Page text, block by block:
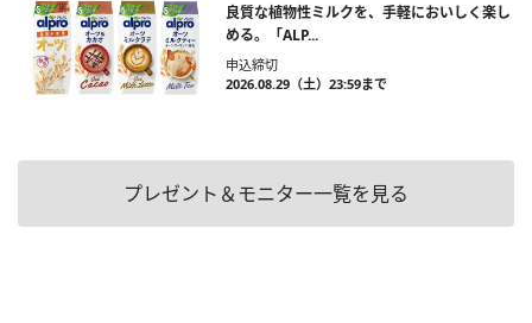
良質な植物性ミルクを、手軽においしく楽し
める。「ALP...
申込締切
2026.08.29（土）23:59まで
プレゼント＆モニター一覧を見る